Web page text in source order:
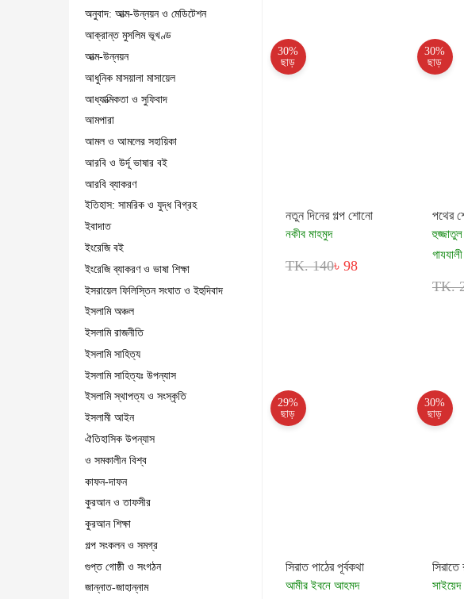
অনুবাদ: আত্ম-উন্নয়ন ও মেডিটেশন
আক্রান্ত মুসলিম ভূখণ্ড
আত্ম-উন্নয়ন
আধুনিক মাসয়ালা মাসায়েল
আধ্যাত্মিকতা ও সুফিবাদ
আমপারা
আমল ও আমলের সহায়িকা
আরবি ও উর্দূ ভাষার বই
আরবি ব্যাকরণ
ইতিহাস: সামরিক ও যুদ্ধ বিগ্রহ
ইবাদাত
ইংরেজি বই
ইংরেজি ব্যাকরণ ও ভাষা শিক্ষা
ইসরায়েল ফিলিস্তিন সংঘাত ও ইহুদিবাদ
ইসলামি অঞ্চল
ইসলামি রাজনীতি
ইসলামি সাহিত্য
ইসলামি সাহিত্যঃ উপন্যাস
ইসলামি স্থাপত্য ও সংস্কৃতি
ইসলামী আইন
ঐতিহাসিক উপন্যাস
ও সমকালীন বিশ্ব
কাফন-দাফন
কুরআন ও তাফসীর
কুরআন শিক্ষা
গল্প সংকলন ও সমগ্র
গুপ্ত গোষ্ঠী ও সংগঠন
জান্নাত-জাহান্নাম
30%
ছাড়
নতুন দিনের গল্প শোনো
নকীব মাহমুদ
TK. 140৳ 98
30%
ছাড়
পথের
TK.
29%
ছাড়
সিরাত পাঠের পূর্বকথা
আমীর ইবনে আহমদ
30%
ছাড়